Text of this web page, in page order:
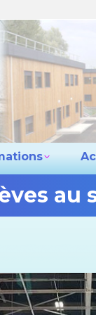
au
lycée